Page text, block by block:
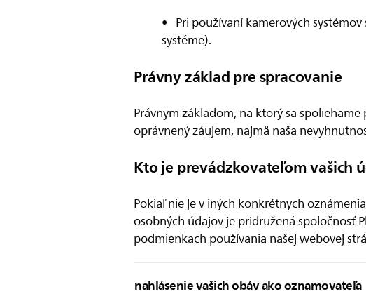
• Pri používaní kamerových
systéme).
Právny základ pre spracovanie
Právnym základom, na ktorý sa
oprávnený záujem, najmä naša
Kto je prevádzkovateľom vašich
Pokiaľ nie je v iných konkrétnych
osobných údajov je pridružená spoločnosť
podmienkach používania našej webovej
nahlásenie vašich obáv ako oznamovateľa